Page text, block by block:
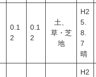
0.1
2
0.1
2
土、
草・芝
地
H2
5.
8.
7
晴
H2